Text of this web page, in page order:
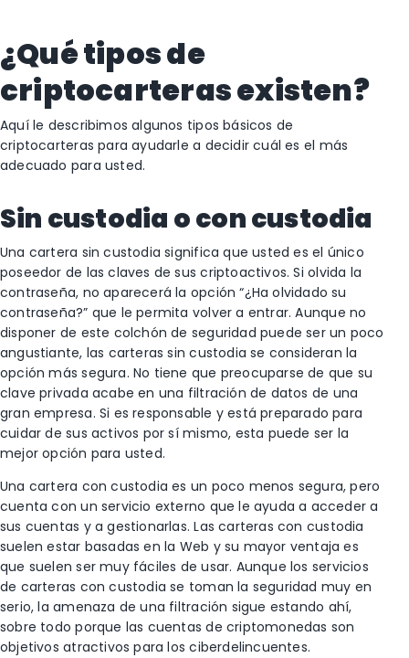
¿Qué tipos de
criptocarteras existen?
Aquí le describimos algunos tipos básicos de
criptocarteras para ayudarle a decidir cuál es el más
adecuado para usted.
Sin custodia o con custodia
Una cartera sin custodia significa que usted es el único
poseedor de las claves de sus criptoactivos. Si olvida la
contraseña, no aparecerá la opción “¿Ha olvidado su
contraseña?” que le permita volver a entrar. Aunque no
disponer de este colchón de seguridad puede ser un poco
angustiante, las carteras sin custodia se consideran la
opción más segura. No tiene que preocuparse de que su
clave privada acabe en una filtración de datos de una
gran empresa. Si es responsable y está preparado para
cuidar de sus activos por sí mismo, esta puede ser la
mejor opción para usted.
Una cartera con custodia es un poco menos segura, pero
cuenta con un servicio externo que le ayuda a acceder a
sus cuentas y a gestionarlas. Las carteras con custodia
suelen estar basadas en la Web y su mayor ventaja es
que suelen ser muy fáciles de usar. Aunque los servicios
de carteras con custodia se toman la seguridad muy en
serio, la amenaza de una filtración sigue estando ahí,
sobre todo porque las cuentas de criptomonedas son
objetivos atractivos para los ciberdelincuentes.